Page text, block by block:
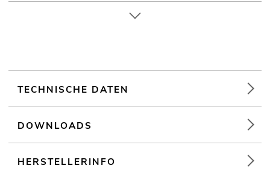
TECHNISCHE DATEN
DOWNLOADS
HERSTELLERINFO